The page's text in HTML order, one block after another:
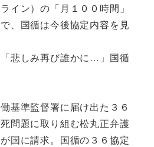
イン）の「月１００時間」
、国循は今後協定内容を見
悲しみ再び誰かに…」国循
基準監督署に届け出た３６
問題に取り組む松丸正弁護
国に請求。国循の３６協定